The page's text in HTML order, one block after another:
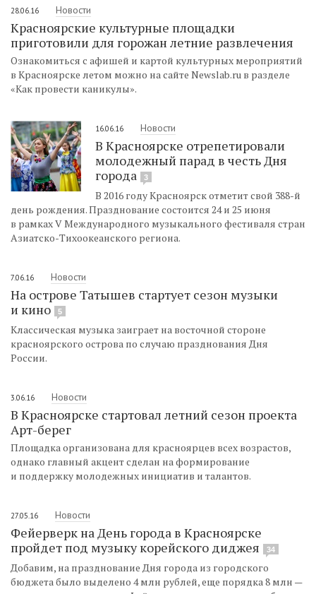
28.06.16 Новости
Красноярские культурные площадки
приготовили для горожан летние развлечения
Ознакомиться с афишей и картой культурных мероприятий
в Красноярске летом можно на сайте Newslab.ru в разделе
«Как провести каникулы».
16.06.16 Новости
В Красноярске отрепетировали
молодежный парад в честь Дня
города
3
В 2016 году Красноярск отметит свой 388-й
день рождения. Празднование состоится 24 и 25 июня
в рамках V Международного музыкального фестиваля стран
Азиатско-Тихоокеанского региона.
7.06.16 Новости
На острове Татышев стартует сезон музыки
и кино
5
Классическая музыка заиграет на восточной стороне
красноярского острова по случаю празднования Дня
России.
3.06.16 Новости
В Красноярске стартовал летний сезон проекта
Арт-берег
Площадка организована для красноярцев всех возрастов,
однако главный акцент сделан на формирование
и поддержку молодежных инициатив и талантов.
27.05.16 Новости
Фейерверк на День города в Красноярске
пройдет под музыку корейского диджея
34
Добавим, на празднование Дня города из городского
бюджета было выделено 4 млн рублей, еще порядка 8 млн —